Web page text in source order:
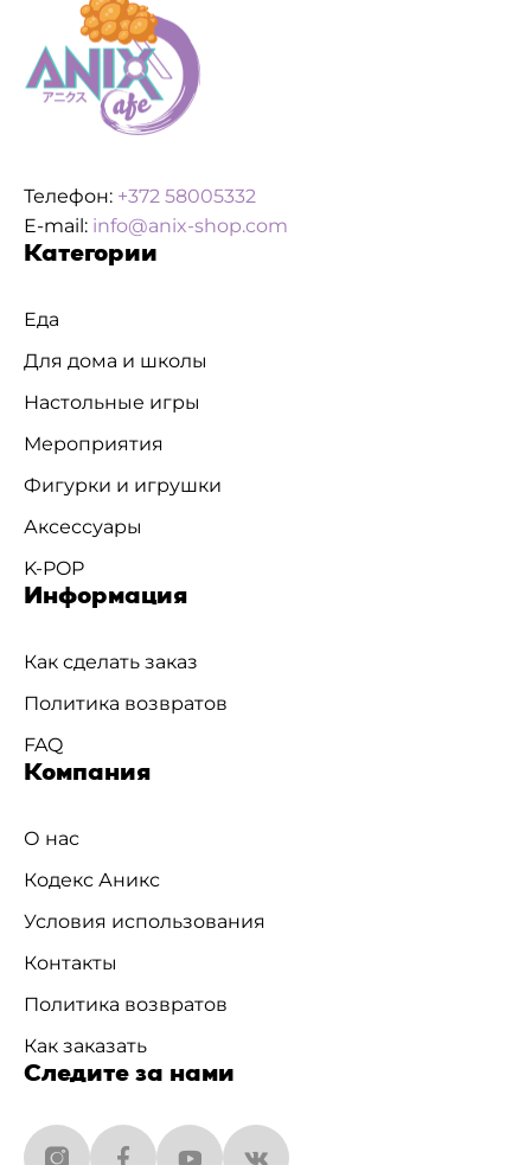
Телефон: +372 58005332
E-mail: info@anix-shop.com
Категории
Еда
Для дома и школы
Настольные игры
Мероприятия
Фигурки и игрушки
Аксессуары
K-POP
Информация
Как сделать заказ
Политика возвратов
FAQ
Компания
О нас
Кодекс Аникс
Условия использования
Контакты
Политика возвратов
Как заказать
Следите за нами